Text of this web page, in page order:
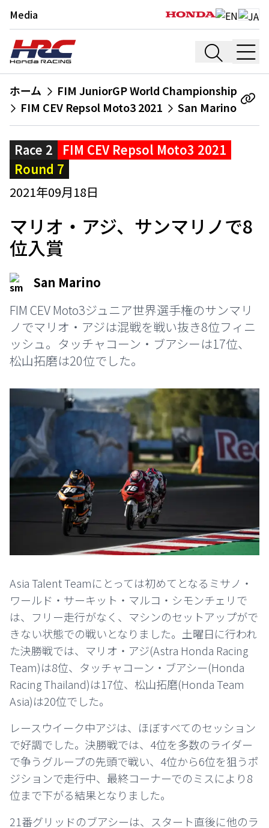
Media
ホーム
FIM JuniorGP World Championship
FIM CEV Repsol Moto3 2021
San Marino
Race 2
FIM CEV Repsol Moto3 2021
Round 7
2021年09月18日
マリオ・アジ、サンマリノで8
位入賞
San Marino
FIM CEV Moto3ジュニア世界選手権のサンマリ
ノでマリオ・アジは混戦を戦い抜き8位フィニ
ッシュ。タッチャコーン・ブアシーは17位、
松山拓磨は20位でした。
Asia Talent Teamにとっては初めてとなるミサノ・
ワールド・サーキット・マルコ・シモンチェリで
は、フリー走行がなく、マシンのセットアップがで
きない状態での戦いとなりました。土曜日に行われ
た決勝戦では、マリオ・アジ(Astra Honda Racing
Team)は8位、タッチャコーン・ブアシー(Honda
Racing Thailand)は17位、松山拓磨(Honda Team
Asia)は20位でした。
レースウイーク中アジは、ほぼすべてのセッション
で好調でした。決勝戦では、4位を多数のライダー
で争うグループの先頭で戦い、4位から6位を狙うポ
ジションで走行中、最終コーナーでのミスにより8
位まで下がる結果となりました。
21番グリッドのブアシーは、スタート直後に他のラ